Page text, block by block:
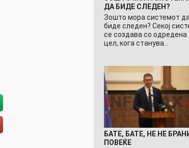
ДА БИДЕ СЛЕДЕН?
Зошто мора системот
биде следен? Секој
се создава со одредена
цел, кога станува…
БАТЕ, БАТЕ, НЕ НЕ
ПОВЕЌЕ